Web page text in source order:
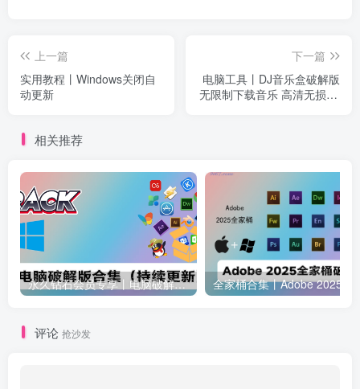
上一篇
实用教程丨Windows关闭自
动更新
下一篇
电脑工具丨DJ音乐盒破解版
无限制下载音乐 高清无损DJ
相关推荐
永久钻石会员专享丨电脑破解软件合集(更新至2025.4.11）
评论 抢沙发